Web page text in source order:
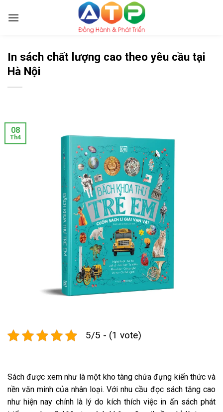
In sách chất lượng cao theo yêu cầu tại
Hà Nội
08
Th4
5/5 - (1 vote)
Sách được xem như là một kho tàng chứa đựng kiến thức và
nền văn minh của nhân loại. Với nhu cầu đọc sách tăng cao
như hiện nay chính là lý do kích thích việc in ấn sách phát